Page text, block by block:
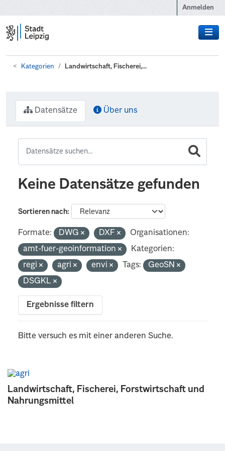
Anmelden
Kategorien Landwirtschaft, Fischerei,...
Landwirtschaft, Fischerei, Forstwirtschaft und
Nahrungsmittel
Datensätze Über uns
Keine Datensätze gefunden
Sortieren nach
Formate: DWG DXF
Organisationen:
amt-fuer-geoinformation
Kategorien:
regi
agri envi Tags:
GeoSN
DSGKL
Ergebnisse filtern
Bitte versuch es mit einer anderen Suche.